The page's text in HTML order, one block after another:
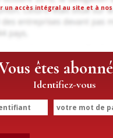
un accès intégral au site et à
êtes
Identifiez-vous